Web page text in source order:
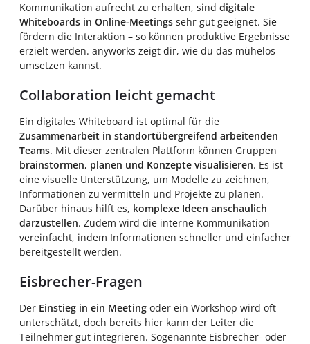
Kommunikation aufrecht zu erhalten, sind digitale
Whiteboards in Online-Meetings sehr gut geeignet. Sie
fördern die Interaktion – so können produktive Ergebnisse
erzielt werden. anyworks zeigt dir, wie du das mühelos
umsetzen kannst.
Collaboration leicht gemacht
Ein digitales Whiteboard ist optimal für die
Zusammenarbeit in standortübergreifend arbeitenden
Teams. Mit dieser zentralen Plattform können Gruppen
brainstormen, planen und Konzepte visualisieren. Es ist
eine visuelle Unterstützung, um Modelle zu zeichnen,
Informationen zu vermitteln und Projekte zu planen.
Darüber hinaus hilft es, komplexe Ideen anschaulich
darzustellen. Zudem wird die interne Kommunikation
vereinfacht, indem Informationen schneller und einfacher
bereitgestellt werden.
Eisbrecher-Fragen
Der Einstieg in ein Meeting oder ein Workshop wird oft
unterschätzt, doch bereits hier kann der Leiter die
Teilnehmer gut integrieren. Sogenannte Eisbrecher- oder